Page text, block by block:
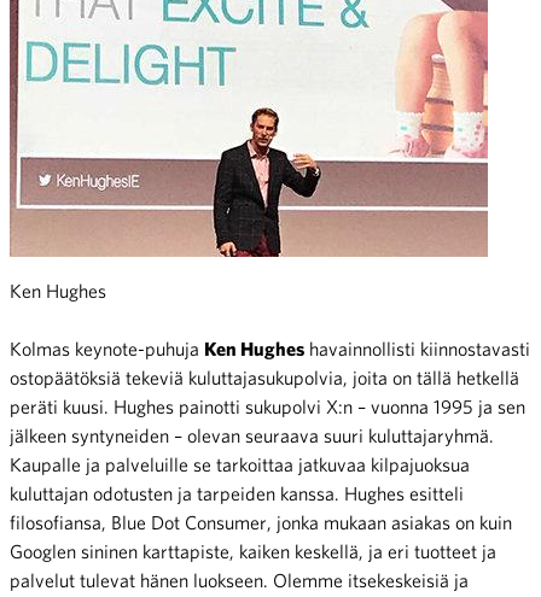
Ken Hughes
Kolmas keynote-puhuja Ken Hughes havainnollisti kiinnostavasti
ostopäätöksiä tekeviä kuluttajasukupolvia, joita on tällä hetkellä
peräti kuusi. Hughes painotti sukupolvi X:n – vuonna 1995 ja sen
jälkeen syntyneiden – olevan seuraava suuri kuluttajaryhmä.
Kaupalle ja palveluille se tarkoittaa jatkuvaa kilpajuoksua
kuluttajan odotusten ja tarpeiden kanssa. Hughes esitteli
filosofiansa, Blue Dot Consumer, jonka mukaan asiakas on kuin
Googlen sininen karttapiste, kaiken keskellä, ja eri tuotteet ja
palvelut tulevat hänen luokseen. Olemme itsekeskeisiä ja